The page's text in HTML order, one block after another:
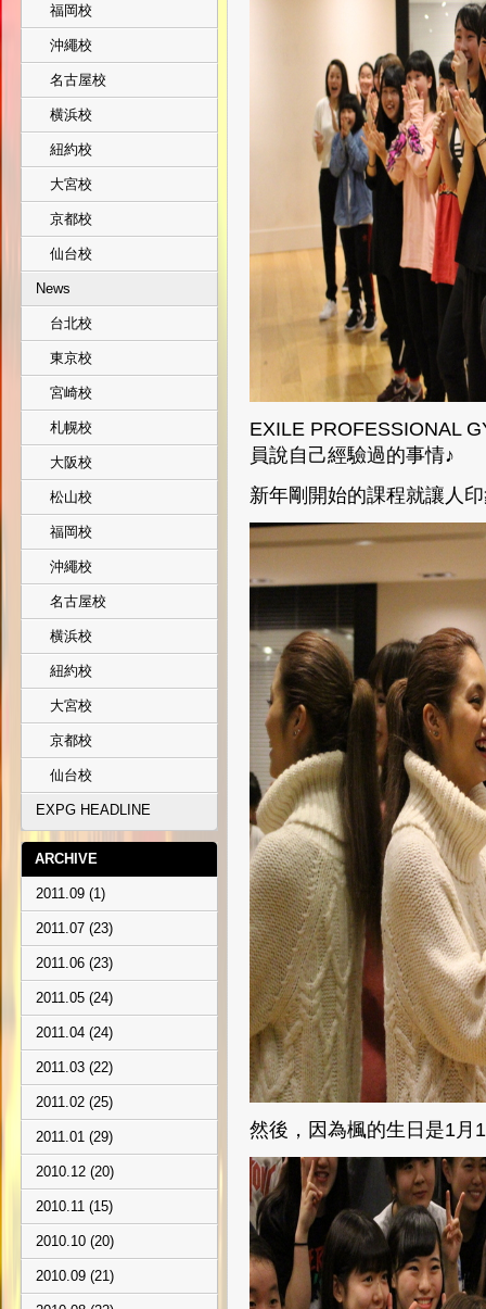
福岡校
沖繩校
名古屋校
横浜校
紐約校
大宮校
京都校
仙台校
News
台北校
東京校
宮崎校
札幌校
大阪校
松山校
福岡校
沖繩校
名古屋校
横浜校
紐約校
大宮校
京都校
仙台校
EXPG HEADLINE
ARCHIVE
2011.09 (1)
2011.07 (23)
2011.06 (23)
2011.05 (24)
2011.04 (24)
2011.03 (22)
2011.02 (25)
2011.01 (29)
2010.12 (20)
2010.11 (15)
2010.10 (20)
2010.09 (21)
EXILE PROFESSIONAL
員說自己經驗過的事情♪
新年剛開始的課程就讓人
然後，因為楓的生日是1月